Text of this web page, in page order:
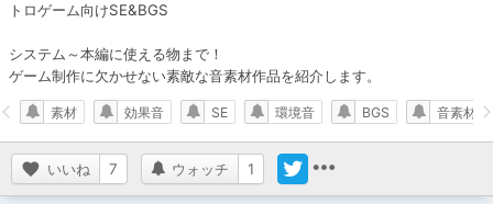
トロゲーム向けSE&BGS
システム～本編に使える物まで！
ゲーム制作に欠かせない素敵な音素材作品を紹介します。
いいね 7 ウォッチ 1
素材 効果音 SE 環境音 BGS 音素材